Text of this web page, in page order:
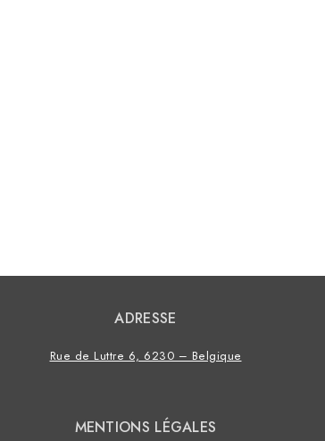
ADRESSE
Rue de Luttre 6, 6230 – Belgique
MENTIONS LÉGALES